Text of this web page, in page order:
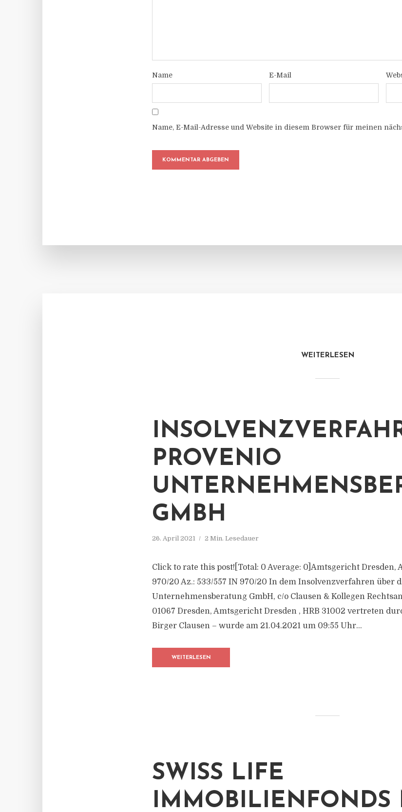
Name E-Mail
Name, E-Mail-Adresse und Website in diesem Browser für meinen
WEITERLESEN
PROVENIO
GMBH
26. April 2021 2 Min. Lesedauer
Click to rate this post![Total: 0 Average: 0]Amtsgericht Dresden,
970/20 Az.: 533/557 IN 970/20 In dem Insolvenzverfahren über
Unternehmensberatung GmbH, c/o Clausen & Kollegen
01067 Dresden, Amtsgericht Dresden , HRB 31002 vertreten
Birger Clausen – wurde am 21.04.2021 um 09:55 Uhr...
WEITERLESEN
SWISS LIFE
IMMOBILIENFONDS